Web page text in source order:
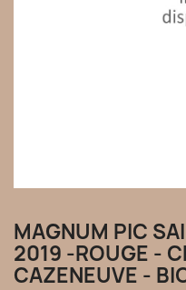
MAGNUM PIC
2019 -ROUGE -
CAZENEUVE -